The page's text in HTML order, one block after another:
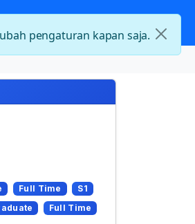
Full Time
S1
Full Time
pengaturan kapan saja.